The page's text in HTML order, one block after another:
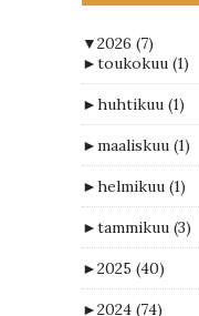
▼2026 (7)
►toukokuu (1)
►huhtikuu (1)
►maaliskuu (1)
►helmikuu (1)
►tammikuu (3)
►2025 (40)
►2024 (74)